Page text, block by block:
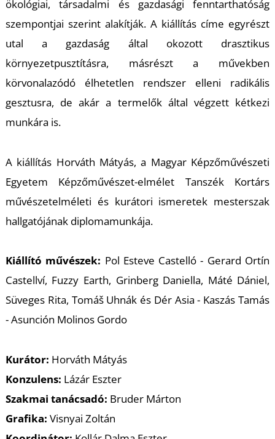
ökológiai, társadalmi és gazdasági fenntarthatóság
szempontjai szerint alakítják. A kiállítás címe egyrészt
utal a gazdaság által okozott drasztikus
környezetpusztításra, másrészt a művekben
körvonalazódó élhetetlen rendszer elleni radikális
gesztusra, de akár a termelők által végzett kétkezi
munkára is.
A kiállítás Horváth Mátyás, a Magyar Képzőművészeti
Egyetem Képzőművészet-elmélet Tanszék Kortárs
művészetelméleti és kurátori ismeretek mesterszak
hallgatójának diplomamunkája.
Kiállító művészek: Pol Esteve Castelló - Gerard Ortín
Castellví, Fuzzy Earth, Grinberg Daniella, Máté Dániel,
Süveges Rita, Tomáš Uhnák és Dér Asia - Kaszás Tamás
- Asunción Molinos Gordo
Kurátor: Horváth Mátyás
Konzulens: Lázár Eszter
Szakmai tanácsadó: Bruder Márton
Grafika: Visnyai Zoltán